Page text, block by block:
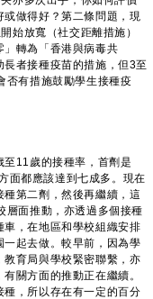
做得好？第二條問題，現
始放寬（社交距離措施）
」轉為「香港與病毒共
者接種疫苗的措施，但3至
否有措施鼓勵學生接種疫
11歲的接種率，首劑是
面都應該達到七成多。現在
第二劑，然後再繼續，這
層面推動，亦透過多個接種
，在地區和學校組織安排
起去做。較早前，因為學
育局與學校緊密聯繫，亦
關方面的推動正在繼續。
，所以存在有一定的百分